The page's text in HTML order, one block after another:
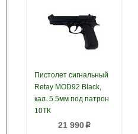
Пистолет сигнальный
Retay MOD92 Black,
кал. 5.5мм под патрон
10ТК
21 990p